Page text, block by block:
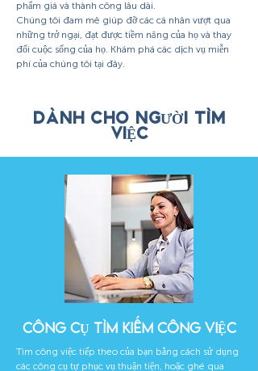
phẩm giá và thành công lâu dài.
Chúng tôi đam mê giúp đỡ các cá nhân vượt qua
những trở ngại, đạt được tiềm năng của họ và thay
đổi cuộc sống của họ. Khám phá các dịch vụ miễn
phí của chúng tôi tại đây.
DÀNH CHO NGƯỜI TÌM
VIỆC
CÔNG CỤ TÌM KIẾM CÔNG VIỆC
Tìm công việc tiếp theo của bạn bằng cách sử dụng
các công cụ tự phục vụ thuận tiện, hoặc ghé qua